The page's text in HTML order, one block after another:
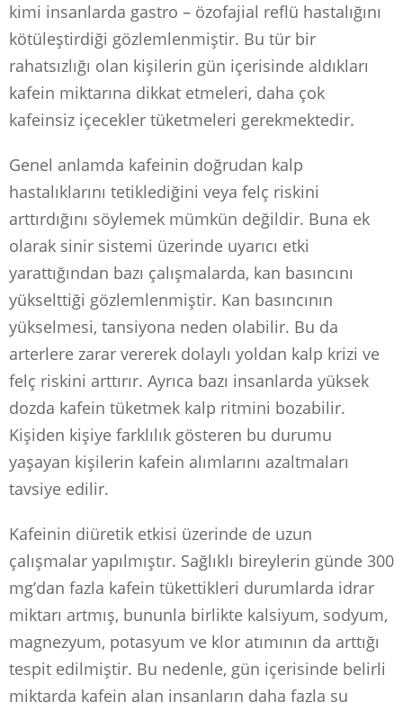
kimi insanlarda gastro – özofajial reflü hastalığını
kötüleştirdiği gözlemlenmiştir. Bu tür bir
rahatsızlığı olan kişilerin gün içerisinde aldıkları
kafein miktarına dikkat etmeleri, daha çok
kafeinsiz içecekler tüketmeleri gerekmektedir.
Genel anlamda kafeinin doğrudan kalp
hastalıklarını tetiklediğini veya felç riskini
arttırdığını söylemek mümkün değildir. Buna ek
olarak sinir sistemi üzerinde uyarıcı etki
yarattığından bazı çalışmalarda, kan basıncını
yükselttiği gözlemlenmiştir. Kan basıncının
yükselmesi, tansiyona neden olabilir. Bu da
arterlere zarar vererek dolaylı yoldan kalp krizi ve
felç riskini arttırır. Ayrıca bazı insanlarda yüksek
dozda kafein tüketmek kalp ritmini bozabilir.
Kişiden kişiye farklılık gösteren bu durumu
yaşayan kişilerin kafein alımlarını azaltmaları
tavsiye edilir.
Kafeinin diüretik etkisi üzerinde de uzun
çalışmalar yapılmıştır. Sağlıklı bireylerin günde 300
mg’dan fazla kafein tükettikleri durumlarda idrar
miktarı artmış, bununla birlikte kalsiyum, sodyum,
magnezyum, potasyum ve klor atımının da arttığı
tespit edilmiştir. Bu nedenle, gün içerisinde belirli
miktarda kafein alan insanların daha fazla su